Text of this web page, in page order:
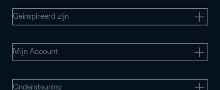
Geinspireerd zijn
Mijn Account
Ondersteuning